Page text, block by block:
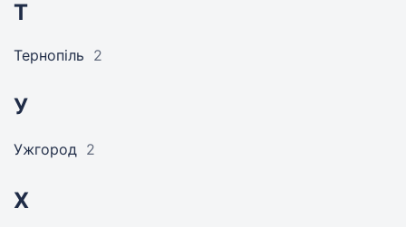
Т
Тернопіль 2
У
Ужгород 2
Х